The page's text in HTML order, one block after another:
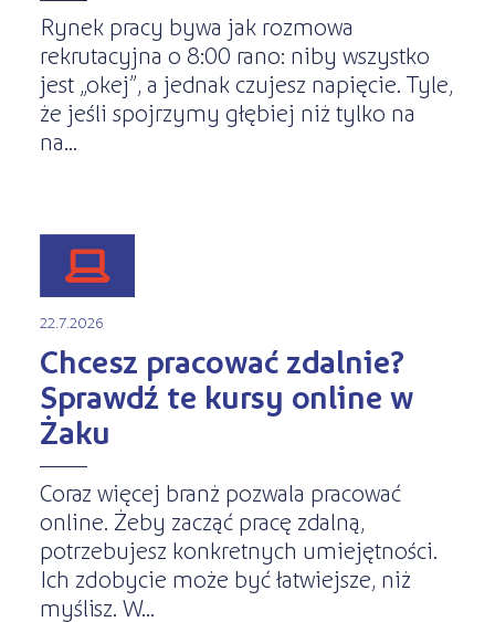
Rynek pracy bywa jak rozmowa
rekrutacyjna o 8:00 rano: niby wszystko
jest „okej”, a jednak czujesz napięcie. Tyle,
że jeśli spojrzymy głębiej niż tylko na
na...
22.7.2026
Chcesz pracować zdalnie?
Sprawdź te kursy online w
Żaku
Coraz więcej branż pozwala pracować
online. Żeby zacząć pracę zdalną,
potrzebujesz konkretnych umiejętności.
Ich zdobycie może być łatwiejsze, niż
myślisz. W...